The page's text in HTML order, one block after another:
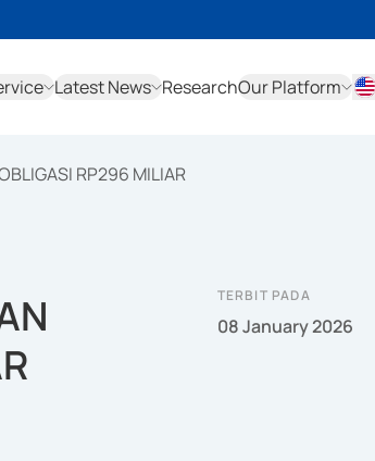
Latest News ResearchOur Platform
RP296 MILIAR
TERBIT PADA
08 January 2026